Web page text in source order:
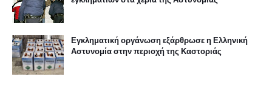
Εγκληματική οργάνωση εξάρθρωσε η Ελληνική
Αστυνομία στην περιοχή της Καστοριάς